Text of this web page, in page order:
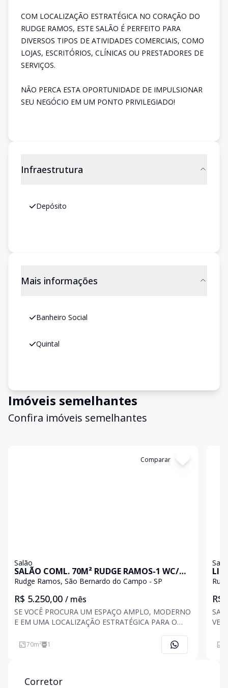
COM LOCALIZAÇÃO ESTRATÉGICA NO CORAÇÃO DO
RUDGE RAMOS, ESTE SALÃO É PERFEITO PARA
DIVERSOS TIPOS DE ATIVIDADES COMERCIAIS, COMO
LOJAS, ESCRITÓRIOS, CLÍNICAS OU PRESTADORES DE
SERVIÇOS.
NÃO PERCA ESTA OPORTUNIDADE DE IMPULSIONAR
SEU NEGÓCIO EM UM PONTO PRIVILEGIADO!
Infraestrutura
Depósito
Mais informações
Banheiro Social
Quintal
Imóveis semelhantes
Confira imóveis semelhantes
Comparar
Salão
SALÃO COML. 70M² RUDGE RAMOS-1 WC/
AR CONDICIONADO
Rudge Ramos, São Bernardo do Campo - SP
R$ 5.250,00 / mês
SE VOCÊ PROCURA UM ESPAÇO AMPLO, MODERNO
E EM UMA LOCALIZAÇÃO ESTRATÉGICA PARA O
EXCELENTE OPORTUNIDADE. LOCALIZADO EM
70m² 1
R$
NEGÓCIO!
Corretor